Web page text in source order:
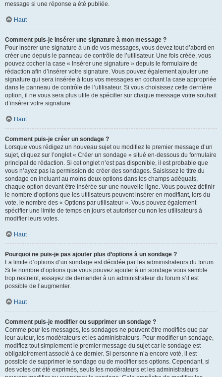
message si une réponse a été publiée.
Haut
Comment puis-je insérer une signature à mon message ?
Pour insérer une signature à un de vos messages, vous devez tout d’abord en
créer une depuis le panneau de contrôle de l’utilisateur. Une fois créée, vous
pouvez cocher la case « Insérer une signature » depuis le formulaire de
rédaction afin d’insérer votre signature. Vous pouvez également ajouter une
signature qui sera insérée à tous vos messages en cochant la case appropriée
dans le panneau de contrôle de l’utilisateur. Si vous choisissez cette dernière
option, il ne vous sera plus utile de spécifier sur chaque message votre souhait
d’insérer votre signature.
Haut
Comment puis-je créer un sondage ?
Lorsque vous rédigez un nouveau sujet ou modifiez le premier message d’un
sujet, cliquez sur l’onglet « Créer un sondage » situé en-dessous du formulaire
principal de rédaction. Si cet onglet n’est pas disponible, il est probable que
vous n’ayez pas la permission de créer des sondages. Saisissez le titre du
sondage en incluant au moins deux options dans les champs adéquats,
chaque option devant être insérée sur une nouvelle ligne. Vous pouvez définir
le nombre d’options que les utilisateurs peuvent insérer en modifiant, lors du
vote, le nombre des « Options par utilisateur ». Vous pouvez également
spécifier une limite de temps en jours et autoriser ou non les utilisateurs à
modifier leurs votes.
Haut
Pourquoi ne puis-je pas ajouter plus d’options à un sondage ?
La limite d’options d’un sondage est décidée par les administrateurs du forum.
Si le nombre d’options que vous pouvez ajouter à un sondage vous semble
trop restreint, essayez de demander à un administrateur du forum s’il est
possible de l’augmenter.
Haut
Comment puis-je modifier ou supprimer un sondage ?
Comme pour les messages, les sondages ne peuvent être modifiés que par
leur auteur, les modérateurs et les administrateurs. Pour modifier un sondage,
modifiez tout simplement le premier message du sujet car le sondage est
obligatoirement associé à ce dernier. Si personne n’a encore voté, il est
possible de supprimer le sondage ou de modifier ses options. Cependant, si
des votes ont été exprimés, seuls les modérateurs et les administrateurs